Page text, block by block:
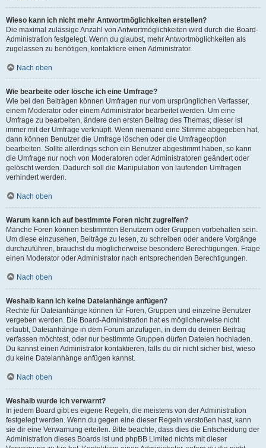
Wieso kann ich nicht mehr Antwortmöglichkeiten erstellen?
Die maximal zulässige Anzahl von Antwortmöglichkeiten wird durch die Board-
Administration festgelegt. Wenn du glaubst, mehr Antwortmöglichkeiten als
zugelassen zu benötigen, kontaktiere einen Administrator.
Nach oben
Wie bearbeite oder lösche ich eine Umfrage?
Wie bei den Beiträgen können Umfragen nur vom ursprünglichen Verfasser,
einem Moderator oder einem Administrator bearbeitet werden. Um eine
Umfrage zu bearbeiten, ändere den ersten Beitrag des Themas; dieser ist
immer mit der Umfrage verknüpft. Wenn niemand eine Stimme abgegeben hat,
dann können Benutzer die Umfrage löschen oder die Umfrageoption
bearbeiten. Sollte allerdings schon ein Benutzer abgestimmt haben, so kann
die Umfrage nur noch von Moderatoren oder Administratoren geändert oder
gelöscht werden. Dadurch soll die Manipulation von laufenden Umfragen
verhindert werden.
Nach oben
Warum kann ich auf bestimmte Foren nicht zugreifen?
Manche Foren können bestimmten Benutzern oder Gruppen vorbehalten sein.
Um diese einzusehen, Beiträge zu lesen, zu schreiben oder andere Vorgänge
durchzuführen, brauchst du möglicherweise besondere Berechtigungen. Frage
einen Moderator oder Administrator nach entsprechenden Berechtigungen.
Nach oben
Weshalb kann ich keine Dateianhänge anfügen?
Rechte für Dateianhänge können für Foren, Gruppen und einzelne Benutzer
vergeben werden. Die Board-Administration hat es möglicherweise nicht
erlaubt, Dateianhänge in dem Forum anzufügen, in dem du deinen Beitrag
verfassen möchtest, oder nur bestimmte Gruppen dürfen Dateien hochladen.
Du kannst einen Administrator kontaktieren, falls du dir nicht sicher bist, wieso
du keine Dateianhänge anfügen kannst.
Nach oben
Weshalb wurde ich verwarnt?
In jedem Board gibt es eigene Regeln, die meistens von der Administration
festgelegt werden. Wenn du gegen eine dieser Regeln verstoßen hast, kann
sie dir eine Verwarnung erteilen. Bitte beachte, dass dies die Entscheidung der
Administration dieses Boards ist und phpBB Limited nichts mit dieser